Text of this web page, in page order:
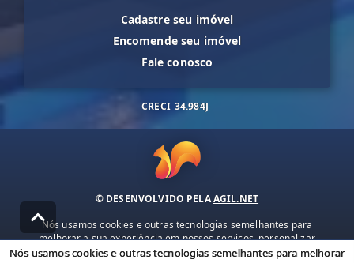
Cadastre seu imóvel
Encomende seu imóvel
Fale conosco
CRECI 34.984J
© DESENVOLVIDO PELAAGIL.NET
Nós usamos cookies e outras tecnologias semelhantes para
melhorar a sua experiência em nossos serviços, personalizar
publicidade e recomendar conteúdo de seu interesse. Ao utilizar
Nós usamos cookies e outras tecnologias semelhantes para melhorar